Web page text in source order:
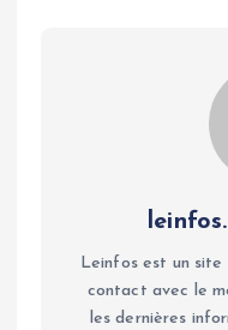
Leinfos est un site
contact avec le
les dernières